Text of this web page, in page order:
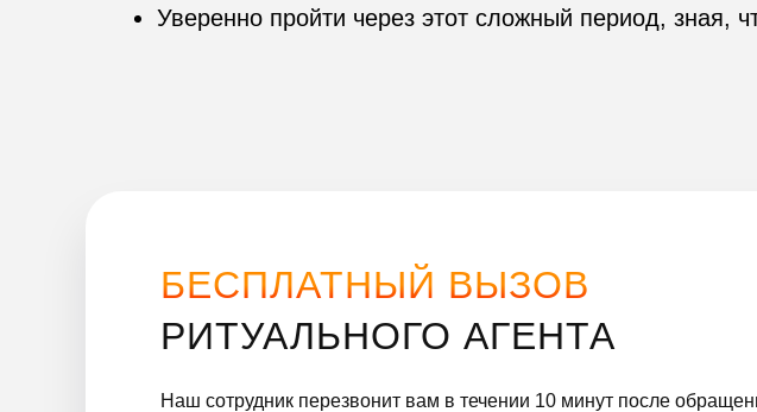
Уверенно пройти через этот сложный период, зная,
БЕСПЛАТНЫЙ ВЫЗОВ
РИТУАЛЬНОГО АГЕНТА
Наш сотрудник перезвонит вам в течении 10 минут после